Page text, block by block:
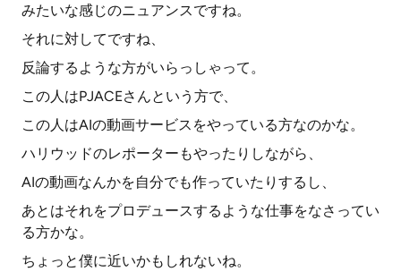
みたいな感じのニュアンスですね。
それに対してですね、
反論するような方がいらっしゃって。
この人はPJACEさんという方で、
この人はAIの動画サービスをやっている方なのかな。
ハリウッドのレポーターもやったりしながら、
AIの動画なんかを自分でも作っていたりするし、
あとはそれをプロデュースするような仕事をなさってい
る方かな。
ちょっと僕に近いかもしれないね。